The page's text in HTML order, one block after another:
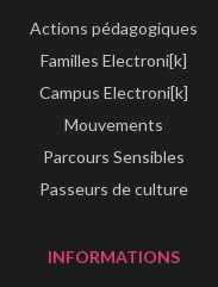
Actions pédagogiques
Familles Electroni[k]
Campus Electroni[k]
Mouvements
Parcours Sensibles
Passeurs de culture
INFORMATIONS